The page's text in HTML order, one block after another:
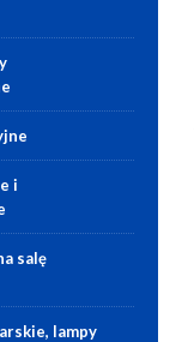
i
salę
lampy